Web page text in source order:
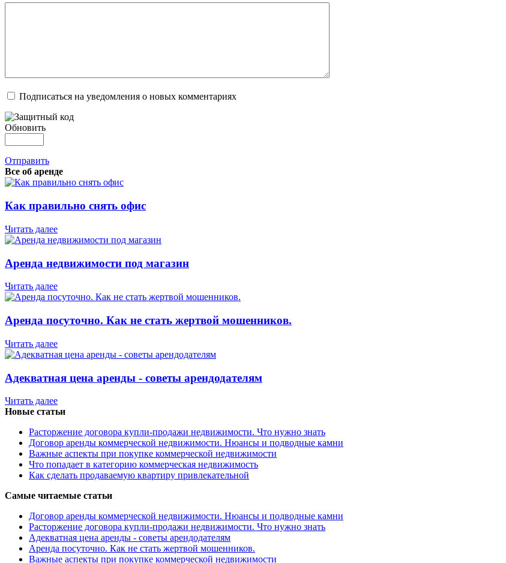
Подписаться на уведомления о новых комментариях
Обновить
Отправить
Все об аренде
Как правильно снять офис
Читать далее
Аренда недвижимости под магазин
Читать далее
Аренда посуточно. Как не стать жертвой мошенников.
Читать далее
Адекватная цена аренды - советы арендодателям
Читать далее
Новые статьи
Расторжение договора купли-продажи недвижимости. Что нужно знать
Договор аренды коммерческой недвижимости. Нюансы и подводные камни
Важные аспекты при покупке коммерческой недвижимости
Что попадает в категорию коммерческая недвижимость
Как сделать продаваемую квартиру привлекательной
Самые читаемые статьи
Договор аренды коммерческой недвижимости. Нюансы и подводные камни
Расторжение договора купли-продажи недвижимости. Что нужно знать
Адекватная цена аренды - советы арендодателям
Аренда посуточно. Как не стать жертвой мошенников.
Важные аспекты при покупке коммерческой недвижимости